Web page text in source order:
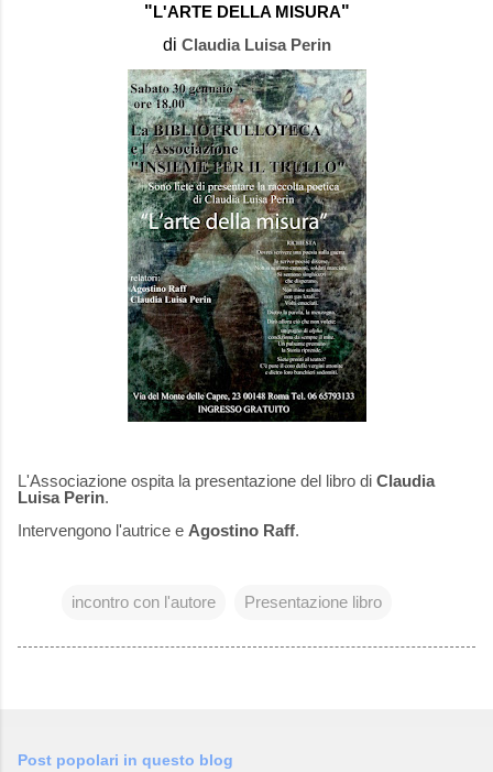
"L'ARTE DELLA MISURA"
di Claudia Luisa Perin
L'Associazione ospita la presentazione del libro di Claudia
Luisa Perin.
Intervengono l'autrice e Agostino Raff.
incontro con l'autore Presentazione libro
Post popolari in questo blog